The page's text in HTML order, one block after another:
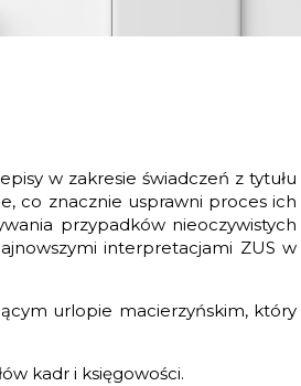
w zakresie świadczeń z tytułu
co znacznie usprawni proces ich
przypadków nieoczywistych
interpretacjami ZUS w
urlopie macierzyńskim, który
kadr i księgowości.